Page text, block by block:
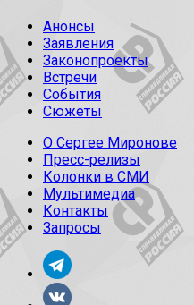
Анонсы
Заявления
Законопроекты
Встречи
События
Сюжеты
О Сергее Миронове
Пресс-релизы
Колонки в СМИ
Мультимедиа
Контакты
Запросы